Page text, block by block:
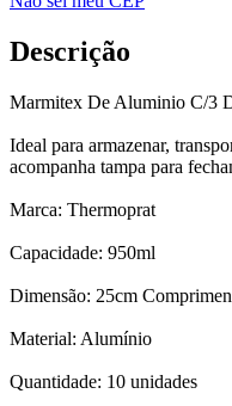
Descrição
Marmitex De Aluminio C/3
Ideal para armazenar,
acompanha tampa para
Marca: Thermoprat
Capacidade: 950ml
Dimensão: 25cm
Material: Alumínio
Quantidade: 10 unidades